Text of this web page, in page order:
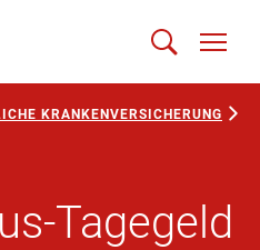
KRANKEN­VERSICHERUNG
Tagegeld